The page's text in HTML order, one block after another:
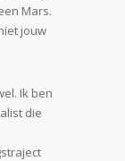
Mars.
jouw
Ik ben
die